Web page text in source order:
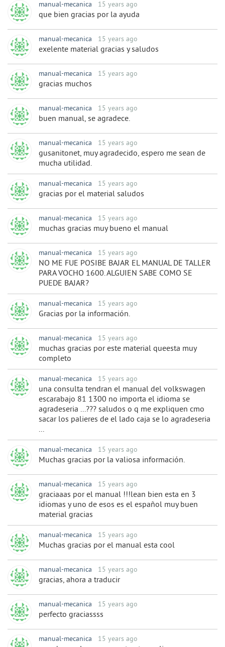
manual-mecanica 15 years ago
que bien gracias por la ayuda
manual-mecanica 15 years ago
exelente material gracias y saludos
manual-mecanica 15 years ago
gracias muchos
manual-mecanica 15 years ago
buen manual, se agradece.
manual-mecanica 15 years ago
gusanitonet, muy agradecido, espero me sean de
mucha utilidad.
manual-mecanica 15 years ago
gracias por el material saludos
manual-mecanica 15 years ago
muchas gracias muy bueno el manual
manual-mecanica 15 years ago
NO ME FUE POSIBE BAJAR EL MANUAL DE TALLER
PARA VOCHO 1600. ALGUIEN SABE COMO SE
PUEDE BAJAR?
manual-mecanica 15 years ago
Gracias por la información.
manual-mecanica 15 years ago
muchas gracias por este material queesta muy
completo
manual-mecanica 15 years ago
una consulta tendran el manual del volkswagen
escarabajo 81 1300 no importa el idioma se
agradeseria ...??? saludos o q me expliquen cmo
sacar los palieres de el lado caja se lo agradeseria
...
manual-mecanica 15 years ago
Muchas gracias por la valiosa información.
manual-mecanica 15 years ago
graciaaas por el manual !!!lean bien esta en 3
idiomas y uno de esos es el español muy buen
material gracias
manual-mecanica 15 years ago
Muchas gracias por el manual esta cool
manual-mecanica 15 years ago
gracias, ahora a traducir
manual-mecanica 15 years ago
perfecto graciassss
manual-mecanica 15 years ago